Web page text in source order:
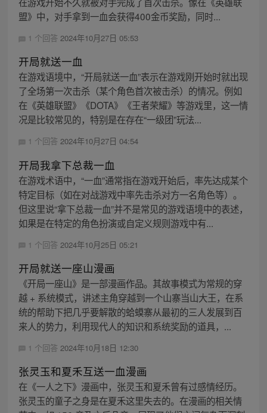
盟》中，对手拿到一血会获得400金币奖励，同时...
1 个回答 2024年10月27日 05:53
开局就送一血
在游戏语境中，“开局就送一血”表示在游戏刚开始时就出现
了全场第一次击杀（某个角色首次被击杀）的情况。例如
在《英雄联盟》《DOTA》《王者荣耀》等游戏里，这一情
况是比较常见的，特别是在存在“一级团”玩法...
1 个回答 2024年10月27日 04:54
开局我拿下总裁一血
在游戏术语中，“一血”通常指在游戏开始后，率先达成某个
特定目标（如在对战游戏中率先击杀对方一名角色等）。
但这里说“拿下总裁一血”并不是常见的游戏语境中的表述，
如果是在特定的角色扮演或自定义规则游戏中有...
1 个回答 2024年10月25日 05:21
开局就送一座山漫画
《开局一座山》是一部漫画作品。其故事模式为常规的穿
越 + 系统模式，讲述主角穿越到一个山寨当山大王，在系
统的帮助下把几乎要解散的蛤蟆寨从最初的三人发展到百
来人的势力，利用现代人的知识和系统奖励的道具，...
1 个回答 2024年10月18日 12:30
张灵玉和夏禾互送一血漫画
在《一人之下》漫画中，张灵玉和夏禾曾有过感情经历。
张灵玉的童子之身是在夏禾这里失去的。在漫画的相关情